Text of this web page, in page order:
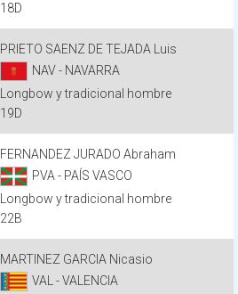
18D
PRIETO SAENZ DE TEJADA Luis
NAV - NAVARRA
Longbow y tradicional hombre
19D
FERNANDEZ JURADO Abraham
PVA - PAÍS VASCO
Longbow y tradicional hombre
22B
MARTINEZ GARCIA Nicasio
VAL - VALENCIA